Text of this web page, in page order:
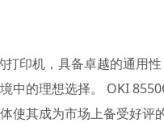
打印机，具备卓越的通用
中的理想选择。 OKI
使其成为市场上备受好评